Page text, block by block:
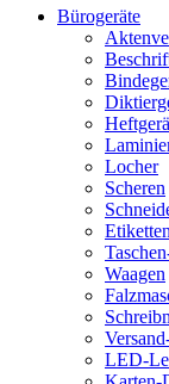
Bürogeräte
Locher
Scheren
Waagen
LED-